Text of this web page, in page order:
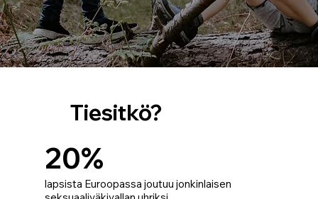
Tiesitkö?
20%
lapsista Euroopassa joutuu jonkinlaisen